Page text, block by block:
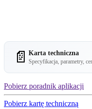
📄 Karta techniczna
Specyfikacja, parametry,
Pobierz poradnik aplikacji
Pobierz kartę techniczną